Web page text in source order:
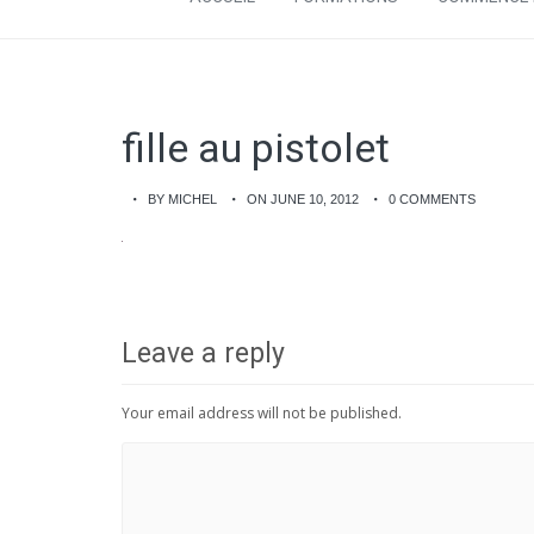
fille au pistolet
BY MICHEL ON JUNE 10, 2012 0 COMMENTS
Leave a reply
Your email address will not be published.